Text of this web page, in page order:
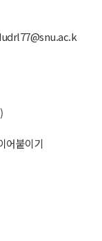
어붙이기